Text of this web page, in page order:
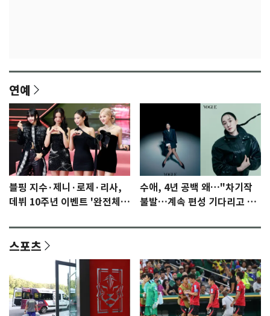
연예
블핑 지수·제니·로제·리사,
데뷔 10주년 이벤트 '완전체'
수애, 4년 공백 왜…"차기작
불발…계속 편성 기다리고 있
스포츠